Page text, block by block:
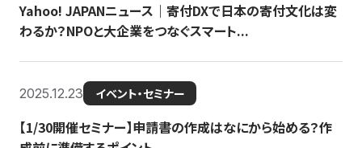
Yahoo! JAPANニュース｜寄付DXで日本の寄付文化は変
わるか？NPOと大企業をつなぐスマート...
2025.12.23 イベント・セミナー
【1/30開催セミナー】申請書の作成はなにから始める？作